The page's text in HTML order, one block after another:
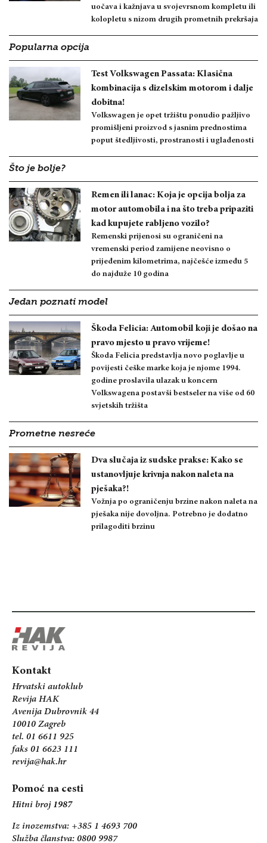
uočava i kažnjava u svojevrsnom kompletu ili
kolopletu s nizom drugih prometnih prekršaja
Popularna opcija
Test Volkswagen Passata: Klasična
kombinacija s dizelskim motorom i dalje
dobitna!
Volkswagen je opet tržištu ponudio pažljivo
promišljeni proizvod s jasnim prednostima
poput štedljivosti, prostranosti i uglađenosti
Što je bolje?
Remen ili lanac: Koja je opcija bolja za
motor automobila i na što treba pripaziti
kad kupujete rabljeno vozilo?
Remenski prijenosi su ograničeni na
vremenski period zamijene neovisno o
prijeđenim kilometrima, najčešće između 5
do najduže 10 godina
Jedan poznati model
Škoda Felicia: Automobil koji je došao na
pravo mjesto u pravo vrijeme!
Škoda Felicia predstavlja novo poglavlje u
povijesti češke marke koja je njome 1994.
godine proslavila ulazak u koncern
Volkswagena postavši bestseler na više od 60
svjetskih tržišta
Prometne nesreće
Dva slučaja iz sudske prakse: Kako se
ustanovljuje krivnja nakon naleta na
pješaka?!
Vožnja po ograničenju brzine nakon naleta na
pješaka nije dovoljna. Potrebno je dodatno
prilagoditi brzinu
Kontakt
Hrvatski autoklub
Revija HAK
Avenija Dubrovnik 44
10010 Zagreb
tel. 01 6611 925
faks 01 6623 111
revija@hak.hr
Pomoć na cesti
Hitni broj 1987
Iz inozemstva: +385 1 4693 700
Služba članstva: 0800 9987